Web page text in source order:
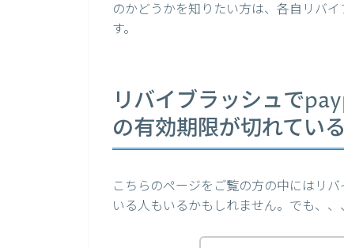
のかどうかを知りたい方は、各自リバ
す。
リバイブラッシュで
の有効期限が切れてい
こちらのページをご覧の方の中にはリ
いる人もいるかもしれません。でも、、